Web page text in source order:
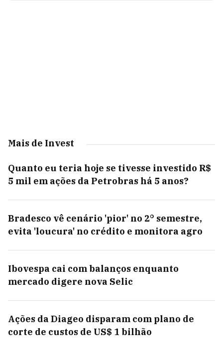
Mais de Invest
Quanto eu teria hoje se tivesse investido R$
5 mil em ações da Petrobras há 5 anos?
Bradesco vê cenário 'pior' no 2° semestre,
evita 'loucura' no crédito e monitora agro
Ibovespa cai com balanços enquanto
mercado digere nova Selic
Ações da Diageo disparam com plano de
corte de custos de US$ 1 bilhão